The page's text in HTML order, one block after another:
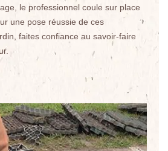
le professionnel coule sur place
une pose réussie de ces
faites confiance au savoir-faire